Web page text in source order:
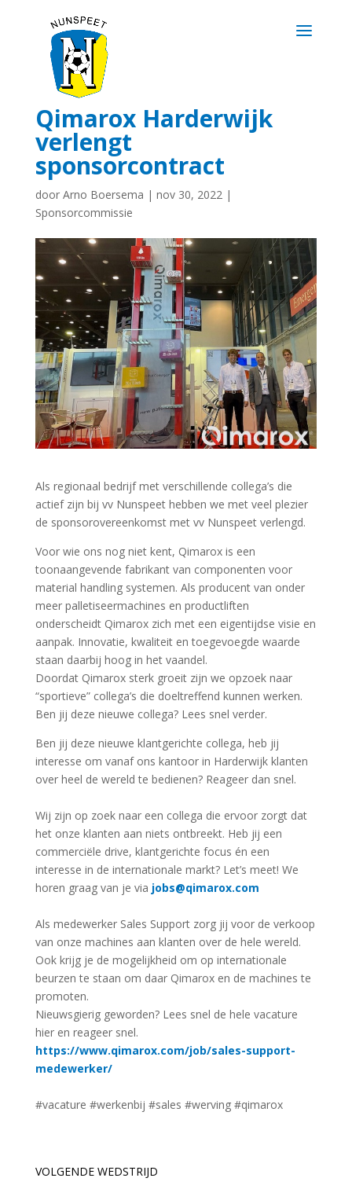
Qimarox Harderwijk
verlengt
sponsorcontract
door Arno Boersema | nov 30, 2022|
Sponsorcommissie
Als regionaal bedrijf met verschillende collega’s die
actief zijn bij vv Nunspeet hebben we met veel plezier
de sponsorovereenkomst met vv Nunspeet verlengd.
Voor wie ons nog niet kent, Qimarox is een
toonaangevende fabrikant van componenten voor
material handling systemen. Als producent van onder
meer palletiseermachines en productliften
onderscheidt Qimarox zich met een eigentijdse visie en
aanpak. Innovatie, kwaliteit en toegevoegde waarde
staan daarbij hoog in het vaandel.
Doordat Qimarox sterk groeit zijn we opzoek naar
“sportieve” collega’s die doeltreffend kunnen werken.
Ben jij deze nieuwe collega? Lees snel verder.
Ben jij deze nieuwe klantgerichte collega, heb jij
interesse om vanaf ons kantoor in Harderwijk klanten
over heel de wereld te bedienen? Reageer dan snel.
Wij zijn op zoek naar een collega die ervoor zorgt dat
het onze klanten aan niets ontbreekt. Heb jij een
commerciële drive, klantgerichte focus én een
interesse in de internationale markt? Let’s meet! We
horen graag van je via jobs@qimarox.com
Als medewerker Sales Support zorg jij voor de verkoop
van onze machines aan klanten over de hele wereld.
Ook krijg je de mogelijkheid om op internationale
beurzen te staan om daar Qimarox en de machines te
promoten.
Nieuwsgierig geworden? Lees snel de hele vacature
hier en reageer snel.
https://www.qimarox.com/job/sales-support-
medewerker/
#vacature #werkenbij #sales #werving #qimarox
VOLGENDE WEDSTRIJD